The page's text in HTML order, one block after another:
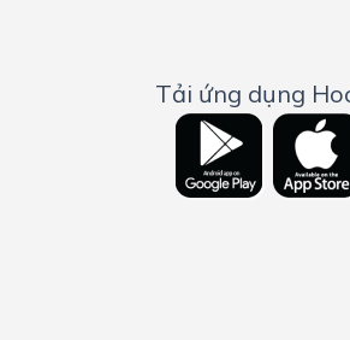
Tải ứng dụng